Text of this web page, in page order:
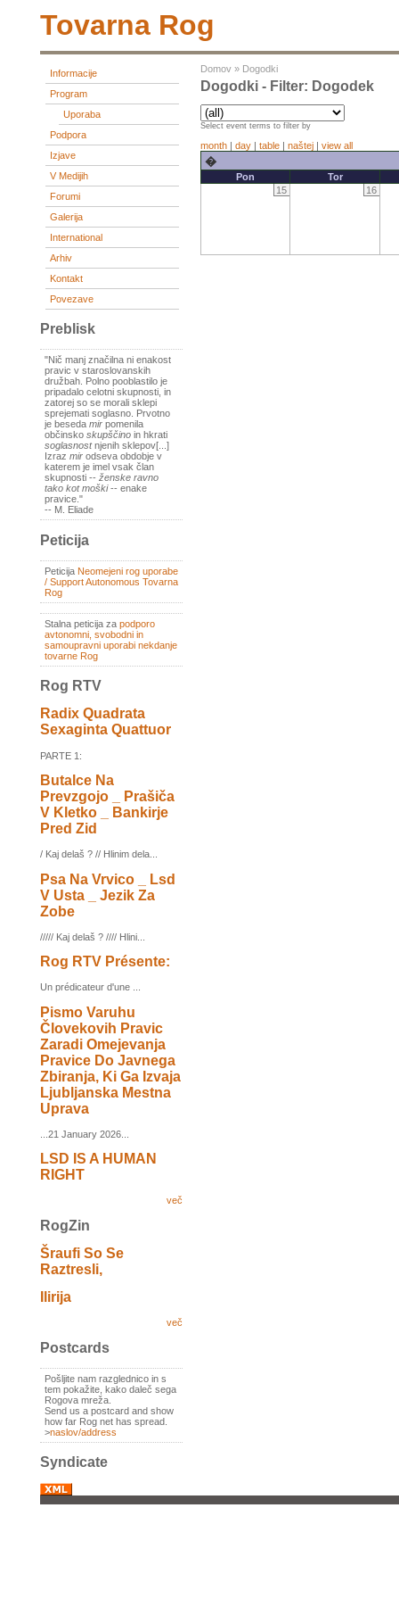
Tovarna Rog
Informacije
Program
Uporaba
Podpora
Izjave
V Medijih
Forumi
Galerija
International
Arhiv
Kontakt
Povezave
Preblisk
"Nič manj značilna ni enakost
pravic v staroslovanskih
družbah. Polno pooblastilo je
pripadalo celotni skupnosti, in
zatorej so se morali sklepi
sprejemati soglasno. Prvotno
je beseda mir pomenila
občinsko skupščino in hkrati
soglasnostnjenih sklepov[...]
Izraz mir odseva obdobje v
katerem je imel vsak član
skupnosti -- ženske ravno
tako kot moški-- enake
pravice."
-- M. Eliade
Peticija
Peticija Neomejeni rog uporabe
/ Support Autonomous Tovarna
Rog
Stalna peticija za podporo
avtonomni, svobodni in
samoupravni uporabi nekdanje
tovarne Rog
Rog RTV
Radix Quadrata
Sexaginta Quattuor
PARTE 1:
Butalce Na
Prevzgojo _ Prašiča
V Kletko _ Bankirje
Pred Zid
/ Kaj delaš ? // Hlinim dela...
Psa Na Vrvico _ Lsd
V Usta _ Jezik Za
Zobe
///// Kaj delaš ? //// Hlini...
Rog RTV Présente:
Un prédicateur d'une ...
Pismo Varuhu
Človekovih Pravic
Zaradi Omejevanja
Pravice Do Javnega
Zbiranja, Ki Ga Izvaja
Ljubljanska Mestna
Uprava
...21 January 2026...
LSD IS A HUMAN
RIGHT
več
RogZin
Šraufi So Se
Raztresli,
Ilirija
več
Postcards
Pošljite nam razglednico in s
tem pokažite, kako daleč sega
Rogova mreža.
Send us a postcard and show
how far Rog net has spread.
>naslov/address
Syndicate
Domov » Dogodki
Dogodki - Filter: Dogodek
Select event terms to filter by
month | day | table | naštej | view all
�
Pon
Tor
15
16